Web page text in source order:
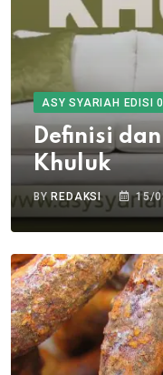
ASY SYARIAH EDISI
Definisi
Khuluk
BYREDAKSI 15/